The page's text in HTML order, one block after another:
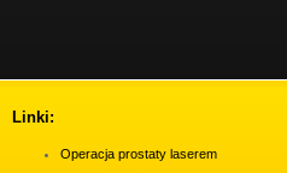
Linki:
Operacja prostaty laserem